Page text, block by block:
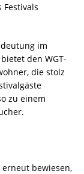
im
den WGT-
die stolz
zu einem
erneut bewiesen,